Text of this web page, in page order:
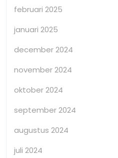
februari 2025
januari 2025
december 2024
november 2024
oktober 2024
september 2024
augustus 2024
juli 2024